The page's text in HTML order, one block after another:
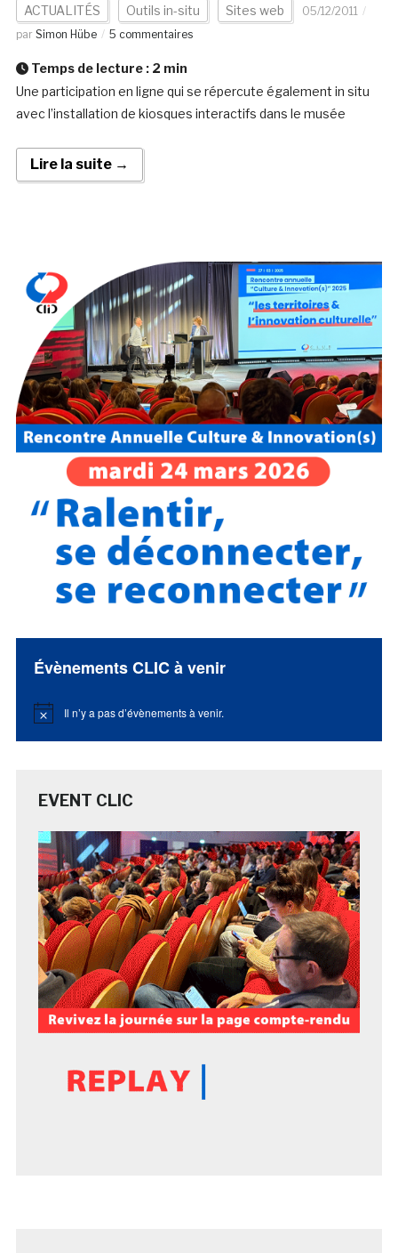
ACTUALITÉS Outils in-situ Sites web
05/12/2011
par Simon Hübe 5 commentaires
Temps de lecture : 2 min
Une participation en ligne qui se répercute également in situ
avec l’installation de kiosques interactifs dans le musée
Lire la suite →
Évènements CLIC à venir
Notice Il n’y a pas d’évènements à venir.
EVENT CLIC